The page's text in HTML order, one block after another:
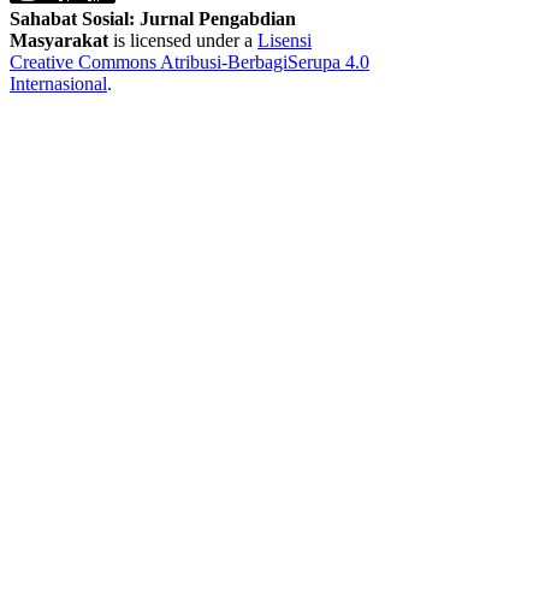
Sahabat Sosial: Jurnal Pengabdian
Masyarakat is licensed under a Lisensi
Creative Commons Atribusi-BerbagiSerupa 4.0
Internasional.